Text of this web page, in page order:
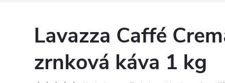
Lavazza Caffé
zrnková káva 1 kg